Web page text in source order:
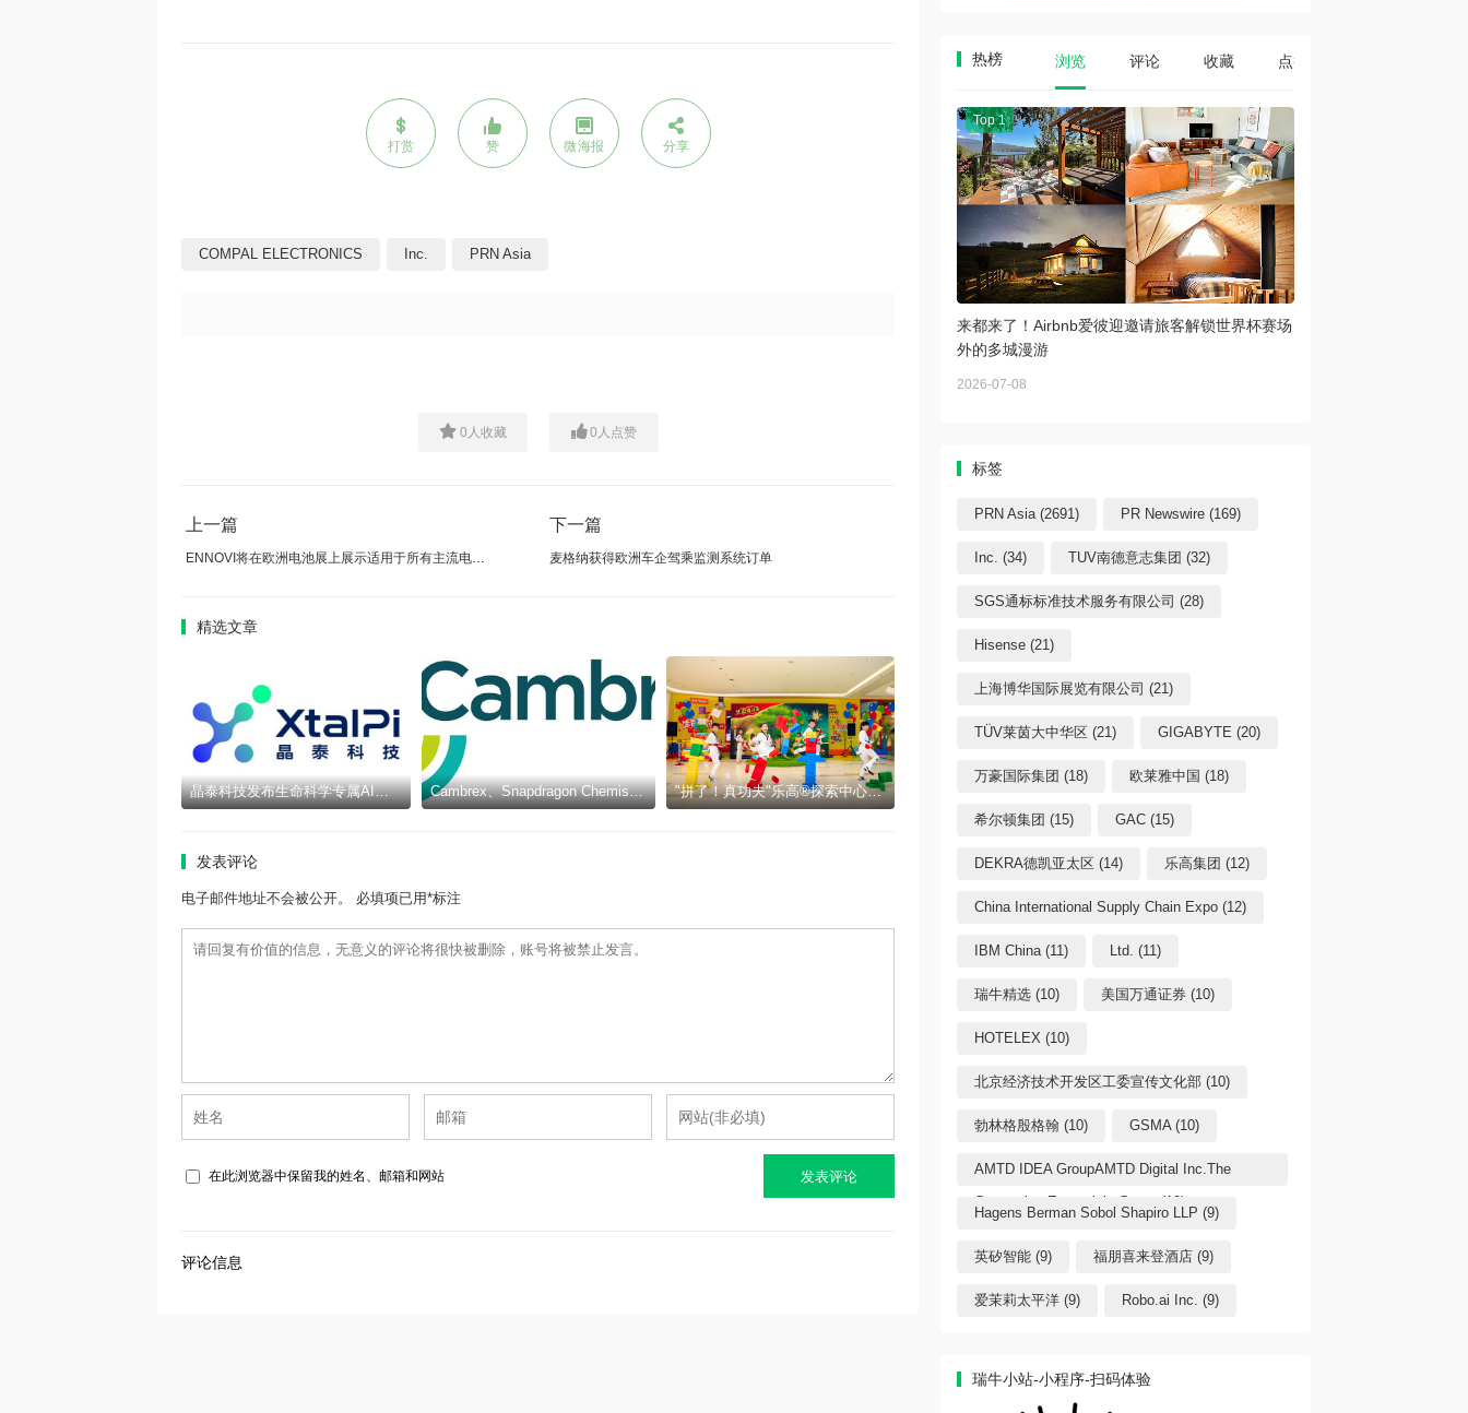
打赏 赞 微海报 分享
COMPAL ELECTRONICS Inc. PRN Asia
0 人收藏 0 人点赞
上一篇
ENNOVI将在欧洲电池展上展示适用于所有主流电池形态的CCS及其FPC能力
下一篇
麦格纳获得欧洲车企驾乘监测系统订单
精选文章
晶泰科技发布生命科学专属AI智能体epiXora™，以可信决策基座加速完善Multi-Agent研发闭环 Cambrex、Snapdragon Chemistry与Q1 Scientific因在制药领域的创新与可持续发展获得认可 "拼了！真功夫"乐高®探索中心十周年暑期活动三城同步启幕
发表评论
电子邮件地址不会被公开。 必填项已用*标注
在此浏览器中保留我的姓名、邮箱和网站
评论信息
热榜 浏览 评论 收藏 点赞
Top 1
来都来了！Airbnb爱彼迎邀请旅客解锁世界杯赛场
外的多城漫游
2026-07-08
标签
PRN Asia (2691) PR Newswire (169)
Inc. (34) TUV南德意志集团 (32)
SGS通标标准技术服务有限公司 (28)
Hisense (21)
上海博华国际展览有限公司 (21)
TÜV莱茵大中华区 (21) GIGABYTE (20)
万豪国际集团 (18) 欧莱雅中国 (18)
希尔顿集团 (15) GAC (15)
DEKRA德凯亚太区 (14) 乐高集团 (12)
China International Supply Chain Expo (12)
IBM China (11) Ltd. (11)
瑞牛精选 (10) 美国万通证券 (10)
HOTELEX (10)
北京经济技术开发区工委宣传文化部 (10)
勃林格殷格翰 (10) GSMA (10)
AMTD IDEA GroupAMTD Digital Inc.The
Generation Essentials Group (10)
Hagens Berman Sobol Shapiro LLP (9)
英矽智能 (9) 福朋喜来登酒店 (9)
爱茉莉太平洋 (9) Robo.ai Inc. (9)
瑞牛小站-小程序-扫码体验